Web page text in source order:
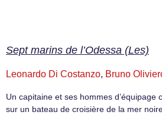
Sept marins de l’Odessa (Les)
Leonardo Di Costanzo, Bruno
Un capitaine et ses hommes d’équipage
sur un bateau de croisière de la mer